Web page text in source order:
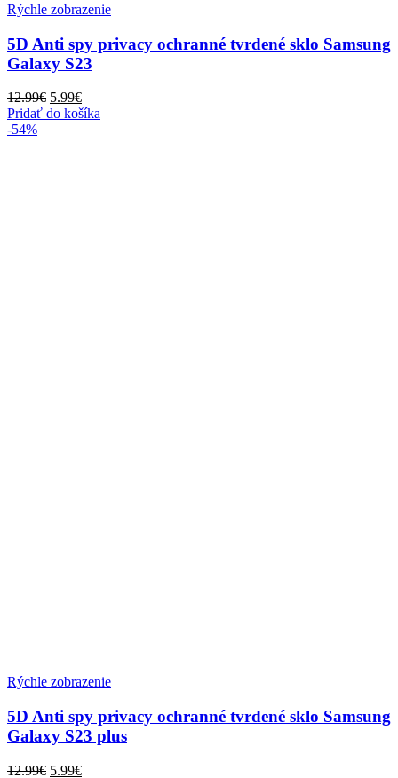
Rýchle zobrazenie
5D Anti spy privacy ochranné tvrdené sklo Samsung
Galaxy S23
12.99€ Pôvodná
cena
5.99€Aktuálna
cena
Pridať do košíka
-54%
Rýchle zobrazenie
5D Anti spy privacy ochranné tvrdené sklo Samsung
Galaxy S23 plus
12.99€ Pôvodná
5.99€Aktuálna